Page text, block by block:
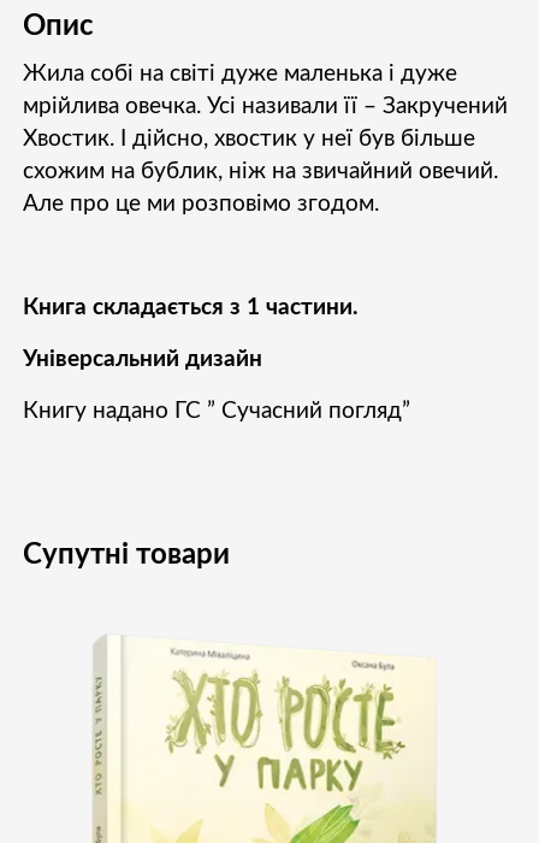
Опис
Жила собі на світі дуже маленька і дуже
мрійлива овечка. Усі називали її – Закручений
Хвостик. І дійсно, хвостик у неї був більше
схожим на бублик, ніж на звичайний овечий.
Але про це ми розповімо згодом.
Книга складається з 1 частини.
Універсальний дизайн
Книгу надано ГС ” Сучасний погляд”
Супутні товари